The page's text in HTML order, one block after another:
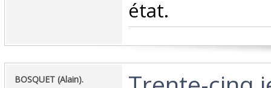
état.‎
‎BOSQUET (Alain).‎